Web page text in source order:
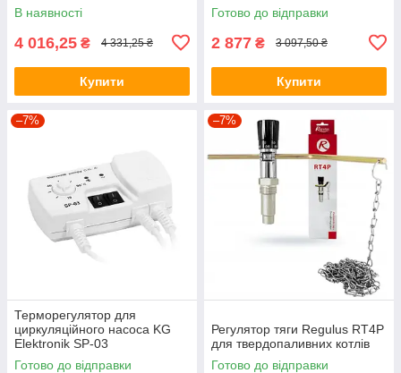
В наявності
4 016,25 ₴ 4 331,25 ₴
Купити
Готово до відправки
2 877 ₴ 3 097,50 ₴
Купити
–7%
Терморегулятор для
циркуляційного насоса KG
Elektronik SP-03
Готово до відправки
–7%
Регулятор тяги Regulus RT4P
для твердопаливних котлів
Готово до відправки